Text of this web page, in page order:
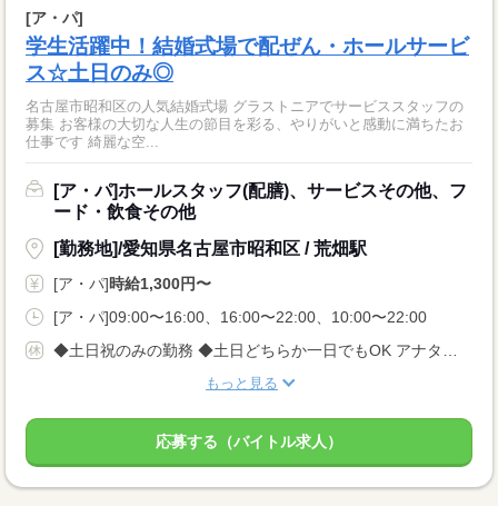
[ア・パ]
学生活躍中！結婚式場で配ぜん・ホールサービ
ス☆土日のみ◎
名古屋市昭和区の人気結婚式場 グラストニアでサービススタッフの
募集 お客様の大切な人生の節目を彩る、やりがいと感動に満ちたお
仕事です 綺麗な空...
[ア・パ]ホールスタッフ(配膳)、サービスその他、フ
ード・飲食その他
[勤務地]/愛知県名古屋市昭和区 / 荒畑駅
[ア・パ]時給1,300円〜
[ア・パ]09:00〜16:00、16:00〜22:00、10:00〜22:00
もっと見る
応募する（バイトル求人）